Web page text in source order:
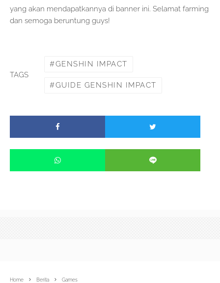
yang akan mendapatkannya di banner ini. Selamat farming
dan semoga beruntung guys!
TAGS
GENSHIN IMPACT
GUIDE GENSHIN IMPACT
Home Berita Games